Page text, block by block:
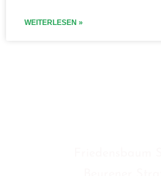
WEITERLESEN »